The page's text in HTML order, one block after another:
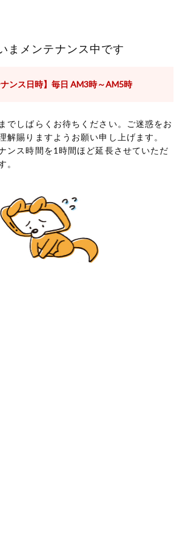
まメンテナンス中です
ナンス日時】毎日 AM3時～AM5時
でしばらくお待ちください。ご迷惑をお
解賜りますようお願い申し上げます。
ンス時間を1時間ほど延長させていただ
。